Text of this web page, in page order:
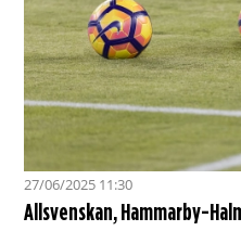
27/06/2025 11:30
Allsvenskan, Hammarby-